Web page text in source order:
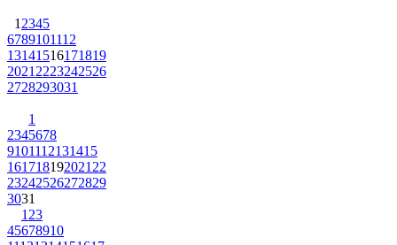
1 2345
6789101112
13141516171819
2021 2223242526
2728293031
1
2345678
9101112131415
161718192021 22
23242526272829
3031
1 23
45678910